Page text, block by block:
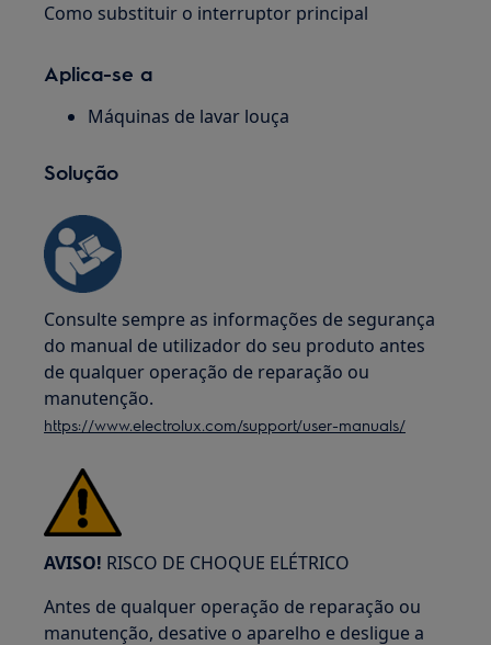
Como substituir o interruptor principal
Aplica-se a
Máquinas de lavar louça
Solução
Consulte sempre as informações de segurança
do manual de utilizador do seu produto antes
de qualquer operação de reparação ou
manutenção.
https://www.electrolux.com/support/user-manuals/
AVISO! RISCO DE CHOQUE ELÉTRICO
Antes de qualquer operação de reparação ou
manutenção, desative o aparelho e desligue a